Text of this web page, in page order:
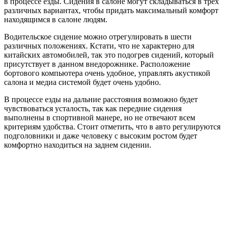
различных вариантах, чтобы придать максимальный комфорт
находящимся в салоне людям.
Водительское сидение можно отрегулировать в шести
различных положениях. Кстати, что не характерно для
китайских автомобилей, так это подогрев сидений, который
присутствует в данном внедорожнике. Расположение
бортового компьютера очень удобное, управлять акустикой
салона и медиа системой будет очень удобно.
В процессе езды на дальние расстояния возможно будет
чувствоваться усталость, так как передние сидения
выполнены в спортивной манере, но не отвечают всем
критериям удобства. Стоит отметить, что в авто регулируются
подголовники и даже человеку с высоким ростом будет
комфортно находиться на заднем сидении.